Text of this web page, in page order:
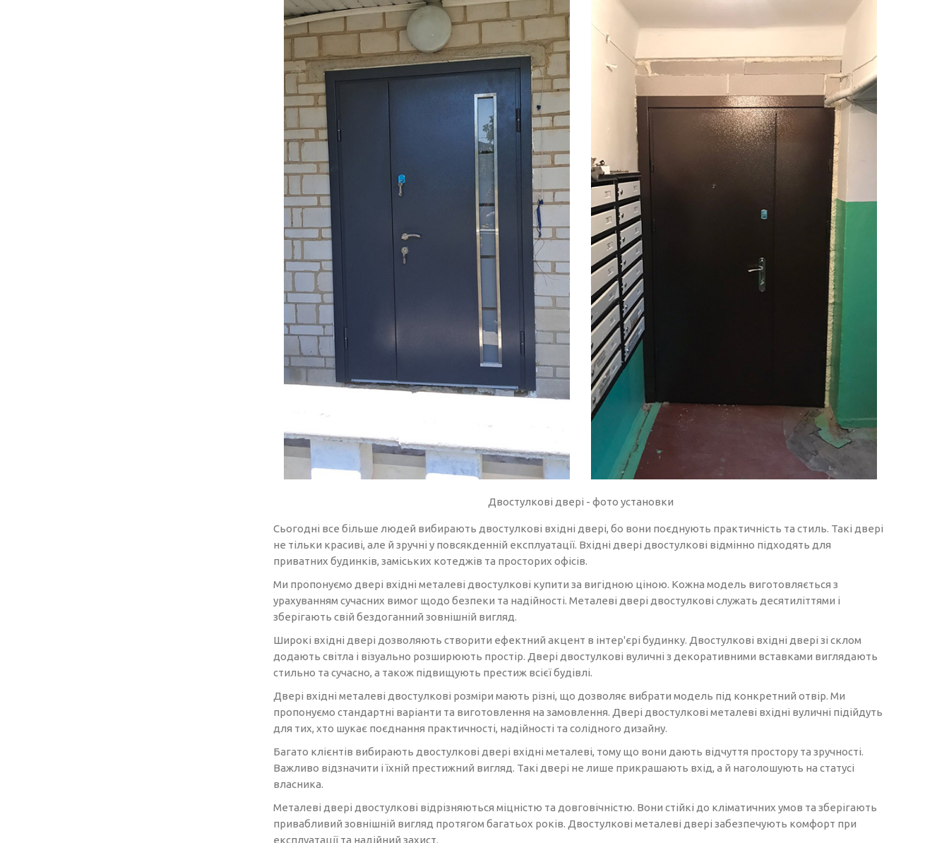
Двостулкові двері - фото установки
Сьогодні все більше людей вибирають двостулкові вхідні двері, бо вони поєднують практичність та стиль. Такі двері
не тільки красиві, але й зручні у повсякденній експлуатації. Вхідні двері двостулкові відмінно підходять для
приватних будинків, заміських котеджів та просторих офісів.
Ми пропонуємо двері вхідні металеві двостулкові купити за вигідною ціною. Кожна модель виготовляється з
урахуванням сучасних вимог щодо безпеки та надійності. Металеві двері двостулкові служать десятиліттями і
зберігають свій бездоганний зовнішній вигляд.
Широкі вхідні двері дозволяють створити ефектний акцент в інтер'єрі будинку. Двостулкові вхідні двері зі склом
додають світла і візуально розширюють простір. Двері двостулкові вуличні з декоративними вставками виглядають
стильно та сучасно, а також підвищують престиж всієї будівлі.
Двері вхідні металеві двостулкові розміри мають різні, що дозволяє вибрати модель під конкретний отвір. Ми
пропонуємо стандартні варіанти та виготовлення на замовлення. Двері двостулкові металеві вхідні вуличні підійдуть
для тих, хто шукає поєднання практичності, надійності та солідного дизайну.
Багато клієнтів вибирають двостулкові двері вхідні металеві, тому що вони дають відчуття простору та зручності.
Важливо відзначити і їхній престижний вигляд. Такі двері не лише прикрашають вхід, а й наголошують на статусі
власника.
Металеві двері двостулкові відрізняються міцністю та довговічністю. Вони стійкі до кліматичних умов та зберігають
привабливий зовнішній вигляд протягом багатьох років. Двостулкові металеві двері забезпечують комфорт при
експлуатації та надійний захист.